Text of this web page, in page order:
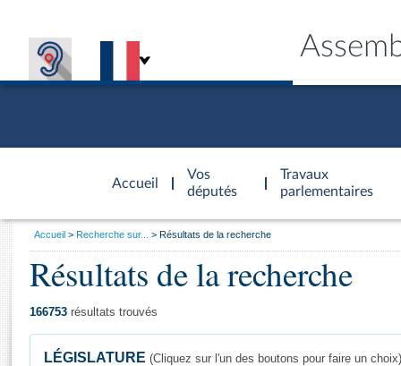
Accueil
d'accueil
Vos
députés
Travaux
parlementaires
Général
Vous
Accueil Recherche sur... Résultats de la recherche
Résultats de la recherche
166753 résultats trouvés
LÉGISLATURE (Cliquez sur l'un des boutons pour faire un choix)